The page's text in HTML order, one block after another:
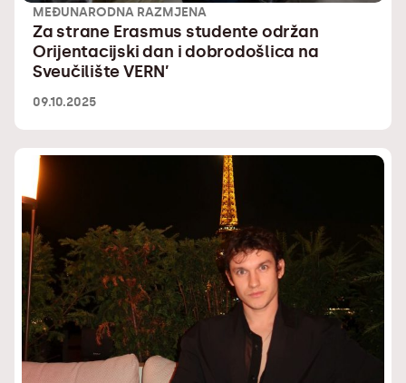
MEĐUNARODNA RAZMJENA
Za strane Erasmus studente održan
Orijentacijski dan i dobrodošlica na
Sveučilište VERN’
09.10.2025